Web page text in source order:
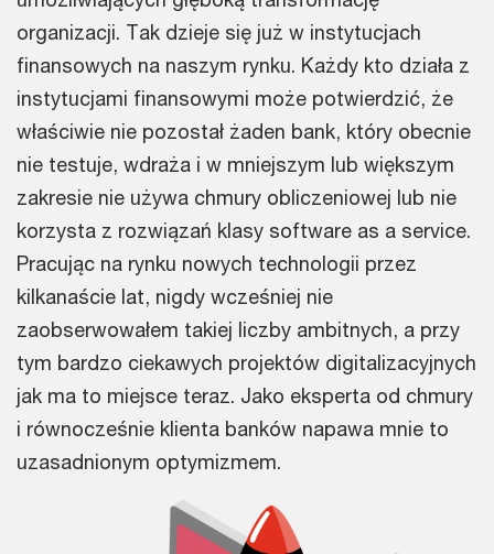
organizacji. Tak dzieje się już w instytucjach
finansowych na naszym rynku. Każdy kto działa z
instytucjami finansowymi może potwierdzić, że
właściwie nie pozostał żaden bank, który obecnie
nie testuje, wdraża i w mniejszym lub większym
zakresie nie używa chmury obliczeniowej lub nie
korzysta z rozwiązań klasy software as a service.
Pracując na rynku nowych technologii przez
kilkanaście lat, nigdy wcześniej nie
zaobserwowałem takiej liczby ambitnych, a przy
tym bardzo ciekawych projektów digitalizacyjnych
jak ma to miejsce teraz. Jako eksperta od chmury
i równocześnie klienta banków napawa mnie to
uzasadnionym optymizmem.